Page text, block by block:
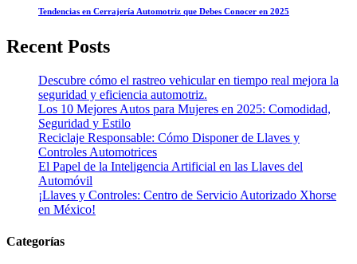
Tendencias en Cerrajería Automotriz que Debes Conocer en 2025
Recent Posts
Descubre cómo el rastreo vehicular en tiempo real mejora la
seguridad y eficiencia automotriz.
Los 10 Mejores Autos para Mujeres en 2025: Comodidad,
Seguridad y Estilo
Reciclaje Responsable: Cómo Disponer de Llaves y
Controles Automotrices
El Papel de la Inteligencia Artificial en las Llaves del
Automóvil
¡Llaves y Controles: Centro de Servicio Autorizado Xhorse
en México!
Categorías